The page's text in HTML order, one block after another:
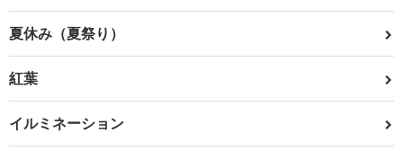
夏休み（夏祭り）
紅葉
イルミネーション